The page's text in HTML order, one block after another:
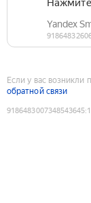
Если у вас возникли
обратной связи
9186483007348543645: